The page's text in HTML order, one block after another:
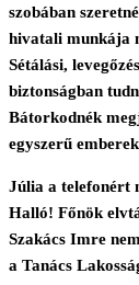
szobában
hivatali munkája
Sétálási,
biztonságban
Bátorkodnék
egyszerű
Júlia a telefonért
Halló! Főnök
Szakács Imre
a Tanács